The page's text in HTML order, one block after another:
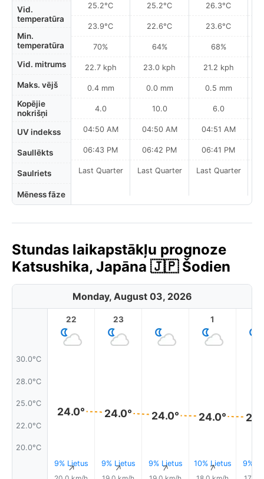
Vid.
temperatūra
Min.
temperatūra
Vid. mitrums
Maks. vējš
Kopējie
nokrišņi
UV indekss
Saullēkts
Saulriets
Mēness fāze
25.2°C
23.9°C
70%
22.7 kph
0.4 mm
4.0
04:50 AM
06:43 PM
Last Quarter
25.2°C
22.6°C
64%
23.0 kph
0.0 mm
10.0
04:50 AM
06:42 PM
Last Quarter
26.3°C
23.6°C
68%
21.2 kph
0.5 mm
6.0
04:51 AM
06:41 PM
Last Quarter
Stundas laikapstākļu prognoze
Katsushika, Japāna 🇯🇵 Šodien
Monday, August 03, 2026
30.0°C
28.0°C
25.0°C
22.0°C
20.0°C
22
24.0°
9% Lietus
↑
23
24.0°
9% Lietus
↑
24.0°
9% Lietus
↑
1
24.0°
10% Lietus
↑ 9%